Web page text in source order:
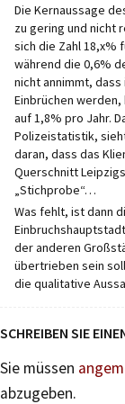
Die Kernaussage
zu gering und nicht
sich die Zahl 18,x%
während die 0,6%
nicht annimmt,
Einbrüchen
auf 1,8% pro Jahr.
Polizeistatistik,
daran, dass das
Querschnitt
„Stichprobe“…
Was fehlt, ist dann
der anderen
übertrieben sein
die qualitative
SCHREIBEN SIE
Sie müssen
abzugeben.